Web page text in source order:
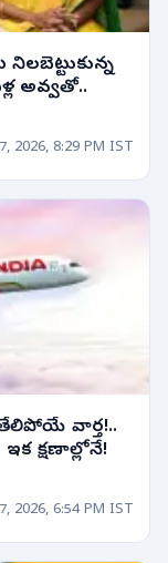
అవ్వతో..
2026, 8:29 PM IST
తేలిపోయే వార్త!..
క్షణాల్లోనే!
2026, 6:54 PM IST